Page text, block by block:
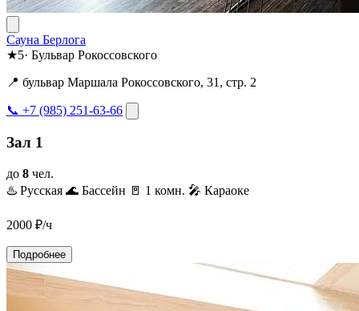
Сауна Берлога
★5· Бульвар Рокоссовского
📍 бульвар Маршала Рокоссовского, 31, стр. 2
📞 +7 (985) 251-63-66
Зал 1
до 8 чел.
♨️ Русская 🌊 Бассейн 🚪 1 комн. 🎤 Караоке
2000 ₽/ч
Подробнее